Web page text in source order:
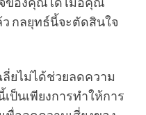
กลยุทธ์นี้จะตัดสินใจ
ยไม่ได้ช่วยลดความ
ป็นเพียงการทำให้การ